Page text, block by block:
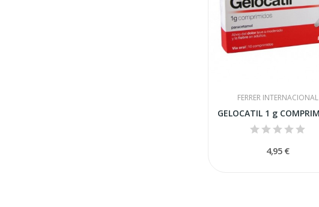
FERRER INTERNACIONAL
4,95 €